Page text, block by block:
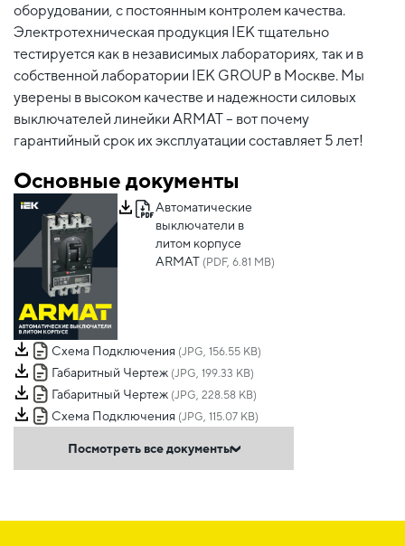
оборудовании, с постоянным контролем качества.
Электротехническая продукция IEK тщательно
тестируется как в независимых лабораториях, так и в
собственной лаборатории IEK GROUP в Москве. Мы
уверены в высоком качестве и надежности силовых
выключателей линейки ARMAT – вот почему
гарантийный срок их эксплуатации составляет 5 лет!
Основные документы
Автоматические
выключатели в
литом корпусе
ARMAT (PDF, 6.81 MB)
Схема Подключения (JPG, 156.55 KB)
Габаритный Чертеж (JPG, 199.33 KB)
Габаритный Чертеж (JPG, 228.58 KB)
Схема Подключения (JPG, 115.07 KB)
Посмотреть все документы